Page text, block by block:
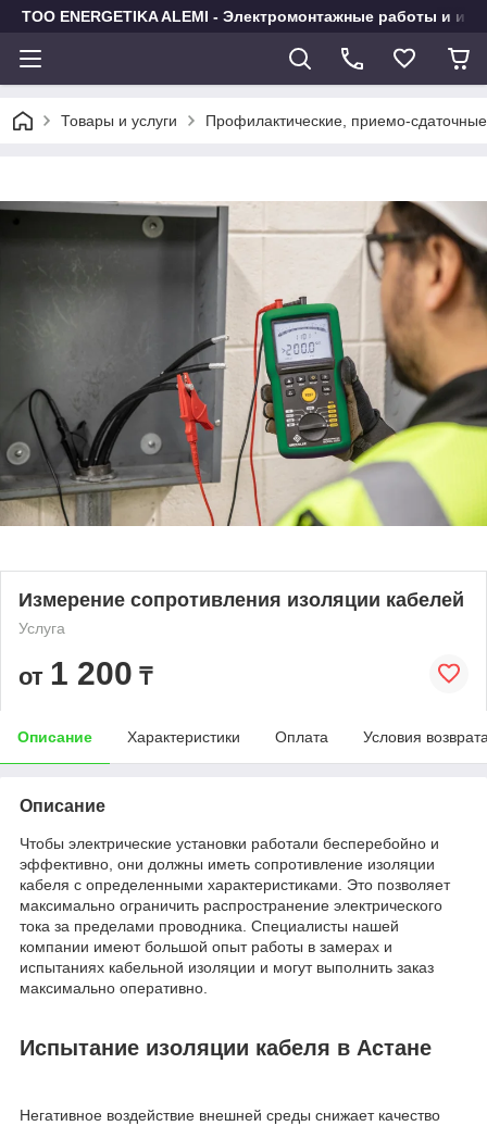
TOO ENERGETIKA ALEMI - Электромонтажные работы и
Товары и услуги Профилактические, приемо-
Измерение сопротивления изоляции кабелей
Услуга
от 1 200 ₸
Описание Характеристики Оплата Условия
Описание
Чтобы электрические установки работали бесперебойно и
эффективно, они должны иметь сопротивление изоляции
кабеля с определенными характеристиками. Это позволяет
максимально ограничить распространение электрического
тока за пределами проводника. Специалисты нашей
компании имеют большой опыт работы в замерах и
испытаниях кабельной изоляции и могут выполнить заказ
максимально оперативно.
Испытание изоляции кабеля в Астане
Негативное воздействие внешней среды снижает качество